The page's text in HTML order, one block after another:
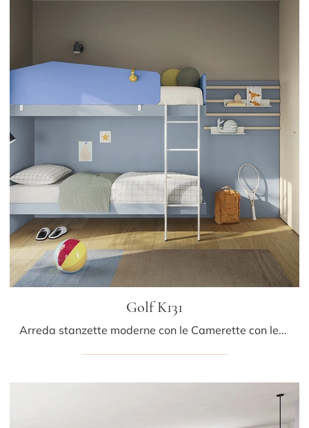
Golf K131
Arreda stanzette moderne con le Camerette con letti a castello Colombini Casa! Il modello Golf K131 in melaminico è per bambini.